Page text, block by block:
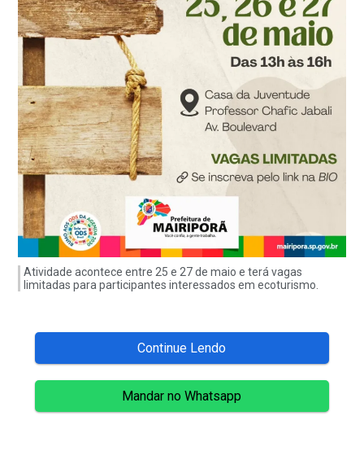
Atividade acontece entre 25 e 27 de maio e terá vagas
limitadas para participantes interessados em ecoturismo.
Continue Lendo
Mandar no Whatsapp